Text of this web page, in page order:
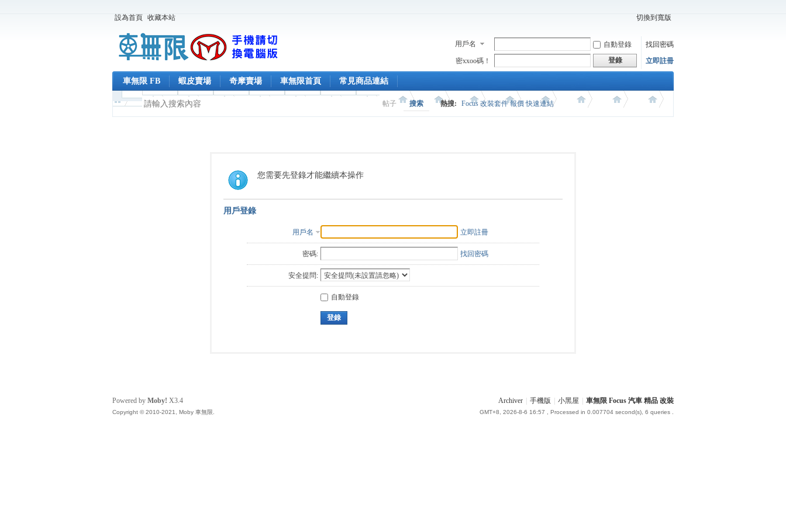
設為首頁 收藏本站 切換到寬版
用戶名 自動登錄
找回密碼
密xxoo碼！
登錄 立即註冊
車無限 FB 蝦皮賣場 奇摩賣場 車無限首頁 常見商品連結
帖子 搜索 熱搜: Focus 改裝套件 報價 快速連結
您需要先登錄才能繼續本操作
用戶登錄
用戶名 立即註冊
密碼: 找回密碼
安全提問:
自動登錄
登錄
Archiver 手機版 小黑屋 車無限 Focus 汽車 精品 改裝
GMT+8, 2026-8-6 16:57 , Processed in 0.007704 second(s), 6 queries .
Powered by Moby! X3.4
Copyright © 2010-2021, Moby 車無限.